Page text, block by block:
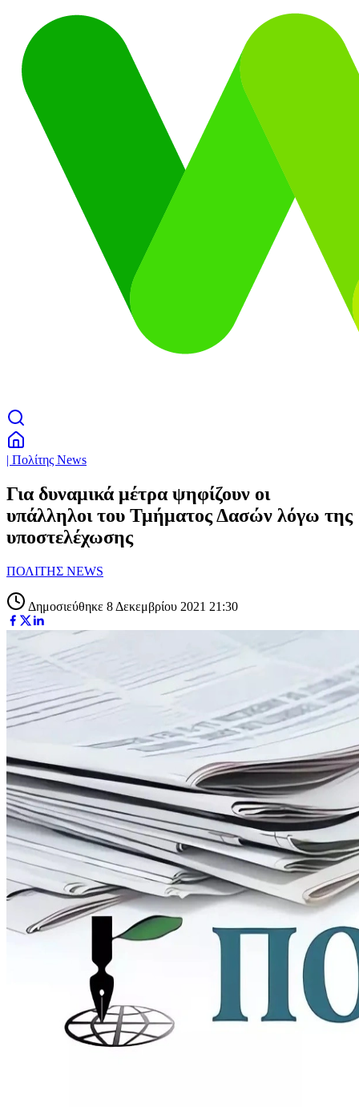
| Πολίτης News
Για δυναμικά μέτρα ψηφίζουν οι
υπάλληλοι του Τμήματος Δασών λόγω της
υποστελέχωσης
ΠΟΛΙΤΗΣ NEWS
Δημοσιεύθηκε 8 Δεκεμβρίου 2021 21:30